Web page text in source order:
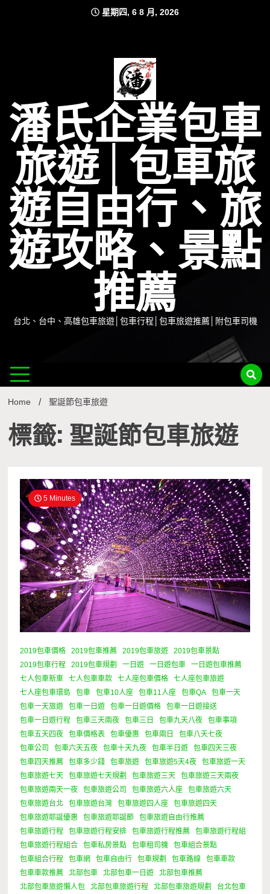
星期四, 6 8 月, 2026
潘氏企業包車
旅遊│包車旅
遊自由行、旅
遊攻略、景點
推薦
台北、台中、高雄包車旅遊│包車行程│包車旅遊推薦│附包車司機
Home 聖誕節包車旅遊
標籤: 聖誕節包車旅遊
5 Minutes
2019包車價格 2019包車推薦 2019包車旅遊
2019包車景點
2019包車行程
2019包車規劃 一日遊 一日遊包車
一日遊包車推薦
七人包車新車
七人包車車款 七人座包車價格
七人座包車旅遊
七人座包車環島
包車 包車10人座 包車11人座 包車QA
包車一天
包車一天旅遊
包車一日遊 包車一日遊價格
包車一日遊接送
包車一日遊行程
包車三天兩夜 包車三日 包車九天八夜
包車事項
包車五天四夜
包車價格表 包車優惠 包車兩日
包車八天七夜
包車公司
包車六天五夜 包車十天九夜 包車半日遊
包車四天三夜
包車四天推薦
包車多少錢 包車旅遊 包車旅遊5天4夜
包車旅遊一天
包車旅遊七天
包車旅遊七天規劃 包車旅遊三天
包車旅遊三天兩夜
包車旅遊兩天一夜
包車旅遊公司 包車旅遊六人座
包車旅遊六天
包車旅遊台北
包車旅遊台灣 包車旅遊四人座
包車旅遊四天
包車旅遊耶誕優惠
包車旅遊耶誕節
包車旅遊自由行推薦
包車旅遊行程
包車旅遊行程安排 包車旅遊行程推薦
包車旅遊行程組
包車旅遊行程組合
包車私房景點 包車租司機
包車組合景點
包車組合行程
包車網 包車自由行 包車規劃 包車路線
包車車款
包車車款推薦
北部包車 北部包車一日遊
北部包車推薦
北部包車旅遊懶人包
北部包車旅遊行程 北部包車旅遊規劃
台北包車